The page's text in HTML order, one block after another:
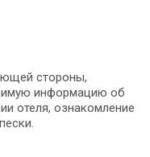
стороны,
информацию об
отеля, ознакомление